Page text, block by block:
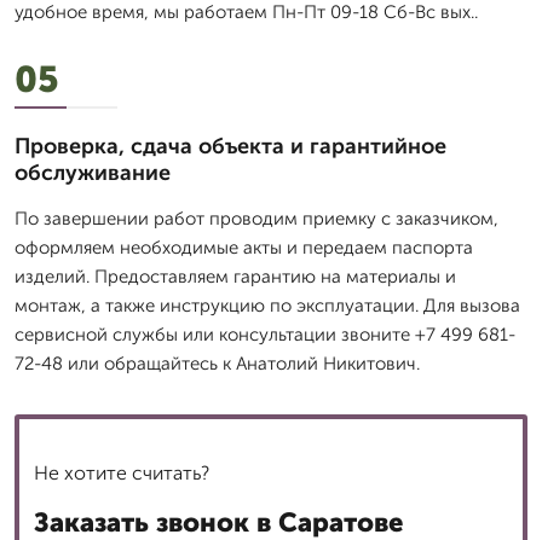
удобное время, мы работаем Пн-Пт 09-18 Сб-Вс вых..
05
Проверка, сдача объекта и гарантийное
обслуживание
По завершении работ проводим приемку с заказчиком,
оформляем необходимые акты и передаем паспорта
изделий. Предоставляем гарантию на материалы и
монтаж, а также инструкцию по эксплуатации. Для вызова
сервисной службы или консультации звоните +7 499 681-
72-48 или обращайтесь к Анатолий Никитович.
Не хотите считать?
Заказать звонок в Саратове